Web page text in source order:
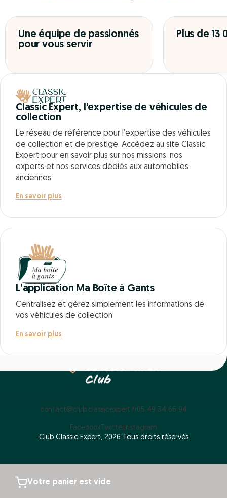
Votre panier est vide
Une équipe de passionnés
pour vous servir
Plus de 13
Classic Expert, l'expertise de véhicules de
collection
Le réseau de référence pour l’expertise des véhicules
de collection et de prestige. Accédez au site Classic
Expert pour en savoir plus sur nos missions, nos
experts et nos services dédiés aux automobiles
anciennes.
En savoir plus
L’application Ma Boîte à Gants
Centralisez et gérez simplement les informations de
vos véhicules de collection
En savoir plus
contact@club.classicexpert.fr05 49 34 66 94
Facebook TwitterInstagram
Club Classic Expert, 2026 Tous droits réservés